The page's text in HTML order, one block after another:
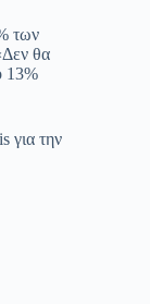
των
θα
13%
για την